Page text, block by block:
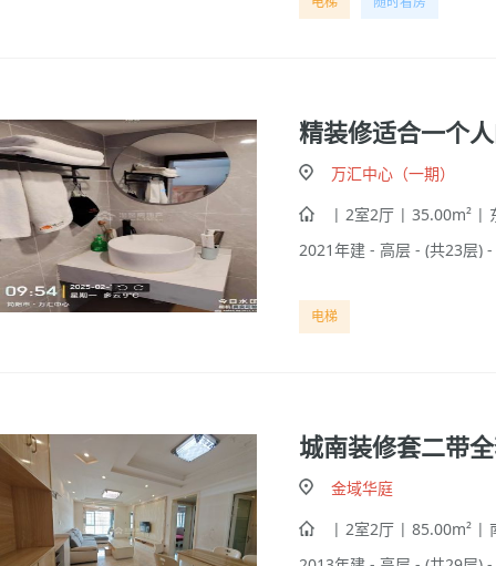
精装修适合一个
万汇中心（一期）
| 2室2厅 | 35.00m² |
2021年建 - 高层 - (共23层)
电梯
城南装修套二带
金域华庭
| 2室2厅 | 85.00m² |